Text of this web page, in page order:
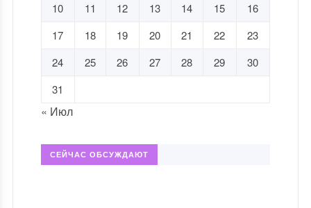
10
11 12 13 14 15
16
17
18 19 20 21 22
23
24
25 26 27 28 29
30
31
« Июл
СЕЙЧАС ОБСУЖДАЮТ